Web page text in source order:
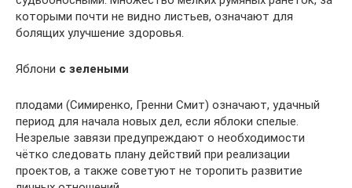
которыми почти не видно листьев, означают для
болящих улучшение здоровья.
Яблони с зелеными
плодами (Симиренко, Гренни Смит) означают, удачный
период для начала новых дел, если яблоки спелые.
Незрелые завязи предупреждают о необходимости
чётко следовать плану действий при реализации
проектов, а также советуют не торопить развитие